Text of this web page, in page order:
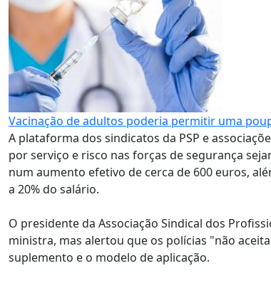
Vacinação de adultos poderia permitir uma
A plataforma dos sindicatos da PSP e
por serviço e risco nas forças de segurança
num aumento efetivo de cerca de 600 euros,
a 20% do salário.
O presidente da Associação Sindical dos
ministra, mas alertou que os polícias "não
suplemento e o modelo de aplicação.